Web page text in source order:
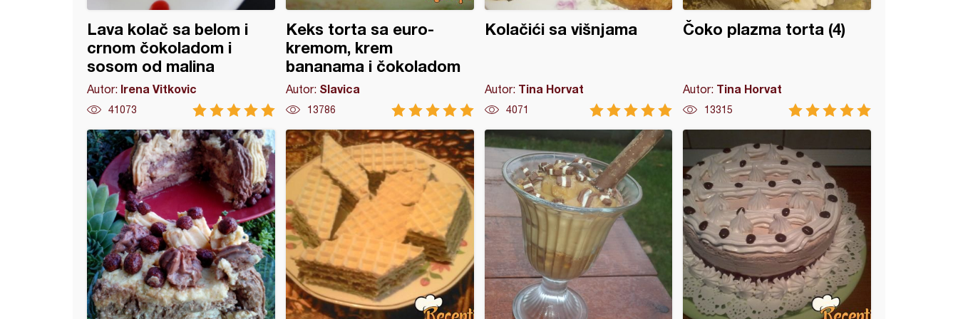
Lava kolač sa belom i
crnom čokoladom i
sosom od malina
Autor: Irena Vitkovic
41073
Keks torta sa euro-
kremom, krem
bananama i čokoladom
Autor: Slavica
13786
Kolačići sa višnjama
Autor: Tina Horvat
4071
Čoko plazma torta (4)
Autor: Tina Horvat
13315